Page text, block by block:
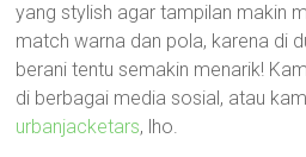
yang stylish agar tampilan makin
match warna dan pola, karena di
berani tentu semakin menarik!
di berbagai media sosial, atau
urbanjacketars, lho.